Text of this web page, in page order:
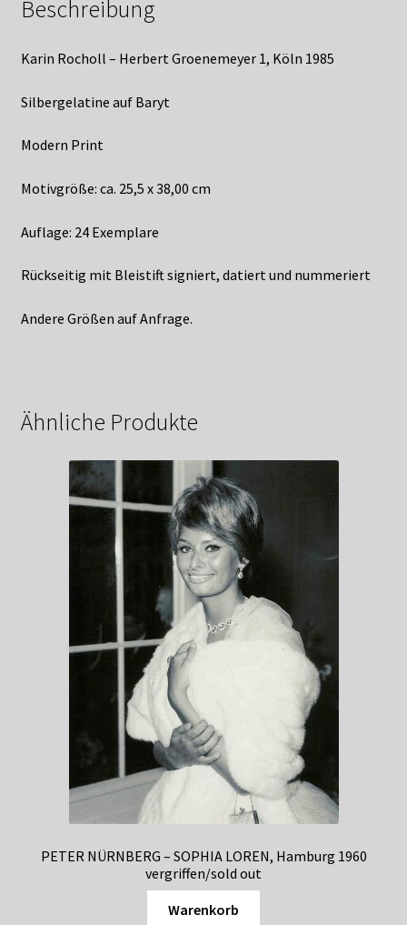
Beschreibung
Karin Rocholl – Herbert Groenemeyer 1, Köln 1985
Silbergelatine auf Baryt
Modern Print
Motivgröße: ca. 25,5 x 38,00 cm
Auflage: 24 Exemplare
Rückseitig mit Bleistift signiert, datiert und nummeriert
Andere Größen auf Anfrage.
Ähnliche Produkte
PETER NÜRNBERG – SOPHIA LOREN, Hamburg 1960
vergriffen/sold out
Warenkorb